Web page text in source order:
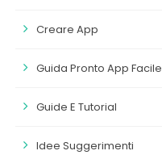
Creare App
Guida Pronto App Facile
Guide E Tutorial
Idee Suggerimenti